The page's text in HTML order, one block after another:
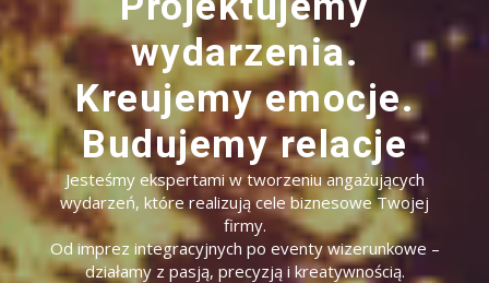
wydarzenia.
Kreujemy emocje.
Budujemy relacje
Jesteśmy ekspertami w tworzeniu angażujących
wydarzeń, które realizują cele biznesowe Twojej
firmy.
Od imprez integracyjnych po eventy wizerunkowe –
działamy z pasją, precyzją i kreatywnością.